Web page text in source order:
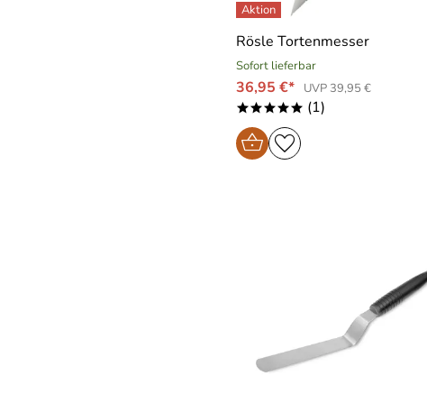
Rösle Tortenmesser
Sofort lieferbar
36,95 €* UVP 39,95 €
***** (1)